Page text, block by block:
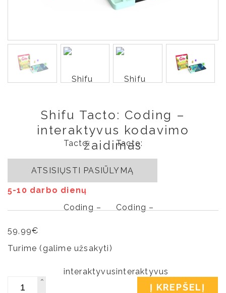
Shifu Tacto: Coding –
interaktyvus kodavimo
žaidimas
ATSISIŲSTI PASIŪLYMĄ
5-10 darbo dienų
59,99€
Turime (galime užsakyti)
Į KREPŠELĮ